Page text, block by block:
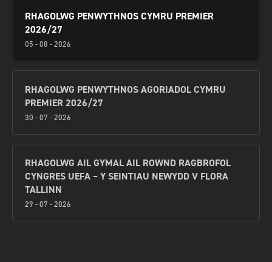
RHAGOLWG PENWYTHNOS CYMRU PREMIER
2026/27
05 - 08 - 2026
RHAGOLWG PENWYTHNOS AGORIADOL CYMRU
PREMIER 2026/27
30 - 07 - 2026
RHAGOLWG AIL GYMAL AIL ROWND RAGBROFOL
CYNGRES UEFA – Y SEINTIAU NEWYDD V FLORA
TALLINN
29 - 07 - 2026